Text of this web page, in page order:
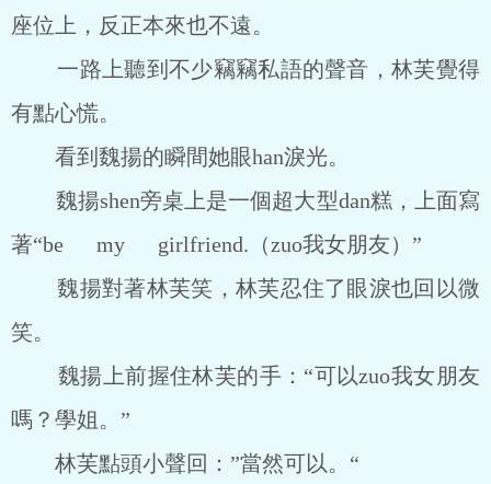
座位上，反正本來也不遠。
一路上聽到不少竊竊私語的聲音，林芙覺得
有點心慌。
看到魏揚的瞬間她眼han淚光。
魏揚shen旁桌上是一個超大型dan糕，上面寫
著“be my girlfriend.（zuo我女朋友）”
魏揚對著林芙笑，林芙忍住了眼淚也回以微
笑。
魏揚上前握住林芙的手：“可以zuo我女朋友
嗎？學姐。”
林芙點頭小聲回：”當然可以。“